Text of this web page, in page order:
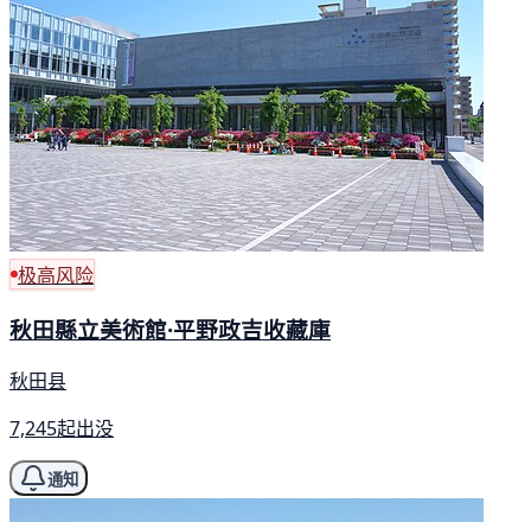
极高风险
秋田縣立美術館·平野政吉收藏庫
秋田县
7,245起出没
通知